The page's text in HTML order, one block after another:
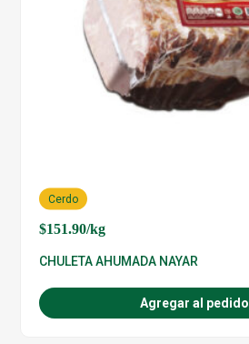
$151.90/kg
Cerdo
CHULETA AHUMADA NAYAR
Agregar al pedido